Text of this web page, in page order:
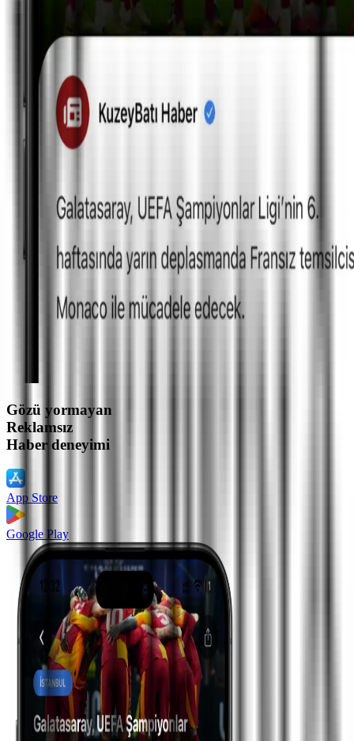
Gözü yormayan
Reklamsız
Haber deneyimi
App Store
Google Play